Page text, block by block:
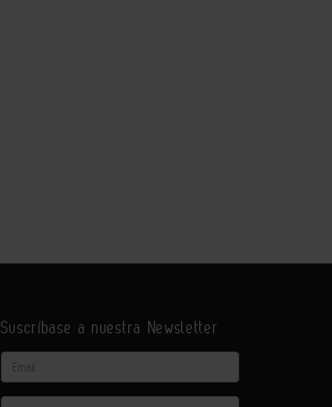
Suscríbase a nuestra Newsletter
Email